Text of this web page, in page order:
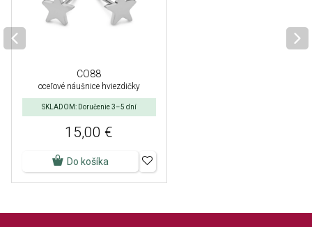
CO88
oceľové náušnice hviezdičky
SKLADOM: Doručenie 3–5 dní
15,00 €
Do košíka